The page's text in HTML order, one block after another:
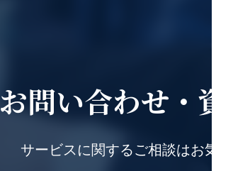
お問い合わせ・ 資
サービスに関するご相談はお気